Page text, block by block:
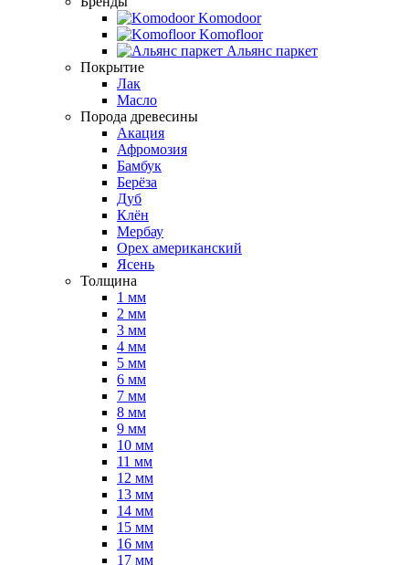
Komodoor
Komofloor
Альянс паркет
Покрытие
Лак
Масло
Порода древесины
Акация
Афромозия
Бамбук
Берёза
Дуб
Клён
Мербау
Орех американский
Ясень
Толщина
1 мм
2 мм
3 мм
4 мм
5 мм
6 мм
7 мм
8 мм
9 мм
10 мм
11 мм
12 мм
13 мм
14 мм
15 мм
16 мм
17 мм